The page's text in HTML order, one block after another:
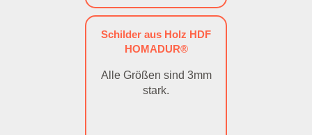
Schilder aus Holz HDF
HOMADUR®
Alle Größen sind 3mm
stark.